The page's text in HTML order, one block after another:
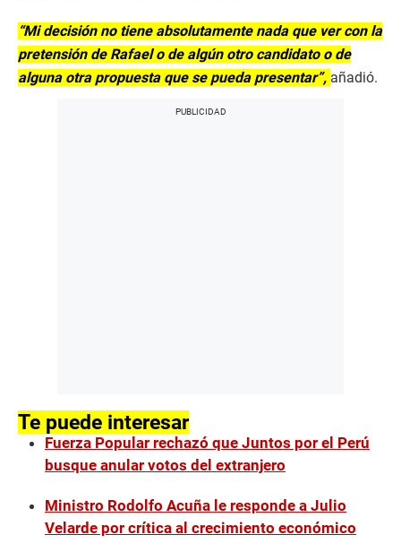
“Mi decisión no tiene absolutamente nada que ver con la
pretensión de Rafael o de algún otro candidato o de
alguna otra propuesta que se pueda presentar”, añadió.
Te puede interesar
Fuerza Popular rechazó que Juntos por el Perú
busque anular votos del extranjero
Ministro Rodolfo Acuña le responde a Julio
Velarde por crítica al crecimiento económico